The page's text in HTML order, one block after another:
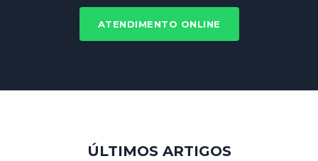
ATENDIMENTO ONLINE
ÚLTIMOS ARTIGOS